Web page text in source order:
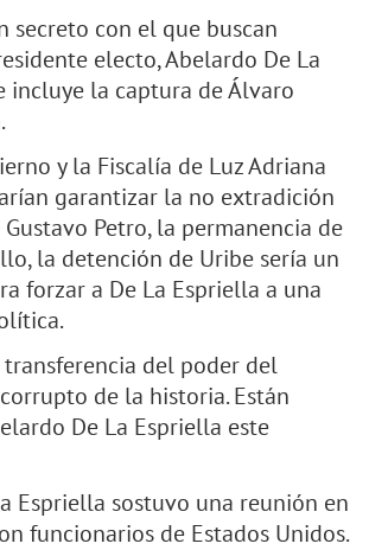
secreto con el que buscan
electo, Abelardo De La
incluye la captura de Álvaro
y la Fiscalía de Luz Adriana
garantizar la no extradición
Petro, la permanencia de
la detención de Uribe sería un
forzar a De La Espriella a una
transferencia del poder del
de la historia. Están
De La Espriella este
Espriella sostuvo una reunión en
funcionarios de Estados Unidos.